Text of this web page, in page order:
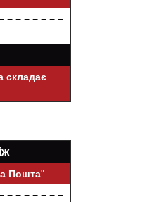
− − − − − − −
складає
Пошта"
− − − − − − −